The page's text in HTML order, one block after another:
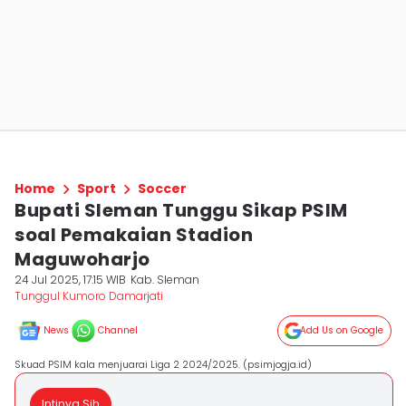
Home Sport Soccer
Bupati Sleman Tunggu Sikap PSIM
soal Pemakaian Stadion
Maguwoharjo
24 Jul 2025, 17:15 WIB Kab. Sleman
Tunggul Kumoro Damarjati
News Channel Add Us on Google
Skuad PSIM kala menjuarai Liga 2 2024/2025. (psimjogja.id)